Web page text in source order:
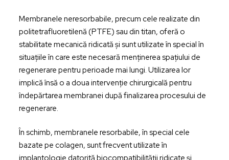
Membranele neresorbabile, precum cele realizate din
politetrafluoretilenă (PTFE) sau din titan, oferă o
stabilitate mecanică ridicată și sunt utilizate în special în
situațiile în care este necesară menținerea spațiului de
regenerare pentru perioade mai lungi. Utilizarea lor
implică însă o a doua intervenție chirurgicală pentru
îndepărtarea membranei după finalizarea procesului de
regenerare.
În schimb, membranele resorbabile, în special cele
bazate pe colagen, sunt frecvent utilizate în